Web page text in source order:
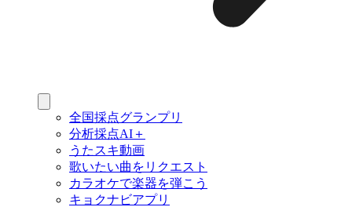
全国採点グランプリ
分析採点AI＋
うたスキ動画
歌いたい曲をリクエスト
カラオケで楽器を弾こう
キョクナビアプリ